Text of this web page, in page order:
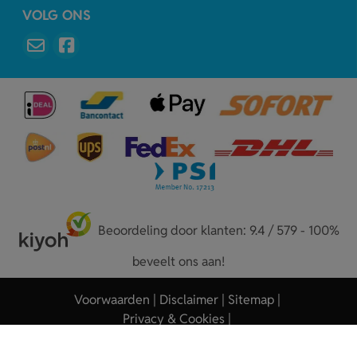
VOLG ONS
Beoordeling door klanten: 9.4 / 579 - 100%
beveelt ons aan!
Voorwaarden Disclaimer
Sitemap
Privacy & Cookies